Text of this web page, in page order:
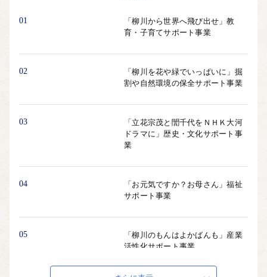
01
「柳川から世界へ飛び出せ」教
育・子育てサポート事業
02
「柳川を花や緑でいっぱいに」掘
割や自然環境の保全サポート事業
03
「立花宗茂と誾千代をＮＨＫ大河
ドラマに」歴史・文化サポート事
業
04
「お元気ですか？お母さん」福祉
サポート事業
05
「柳川のもんはよかばんも」産業
活性化サポート事業